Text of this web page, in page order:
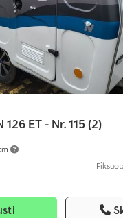
126 ET - Nr. 115 (2)